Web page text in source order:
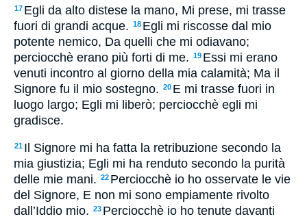
17 Egli da alto distese la mano, Mi prese, mi trasse
fuori di grandi acque. 18 Egli mi riscosse dal mio
potente nemico, Da quelli che mi odiavano;
perciocchè erano più forti di me. 19 Essi mi erano
venuti incontro al giorno della mia calamità; Ma il
Signore fu il mio sostegno. 20 E mi trasse fuori in
luogo largo; Egli mi liberò; perciocchè egli mi
gradisce.
21 Il Signore mi ha fatta la retribuzione secondo la
mia giustizia; Egli mi ha renduto secondo la purità
delle mie mani. 22 Perciocchè io ho osservate le vie
del Signore, E non mi sono empiamente rivolto
dall’Iddio mio. 23 Perciocchè io ho tenute davanti